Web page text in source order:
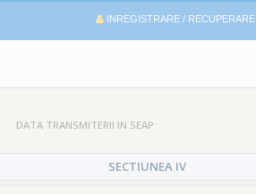
INREGISTRARE / RECUPERARE
DATA TRANSMITERII IN SEAP:
SECTIUNEA IV